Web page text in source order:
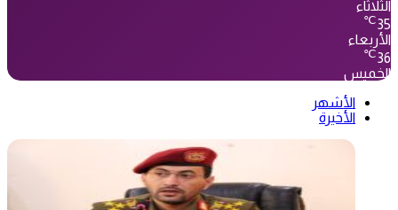
الثلاثاء
35
℃
الأربعاء
36
℃
الخميس
الأشهر
الأخيرة